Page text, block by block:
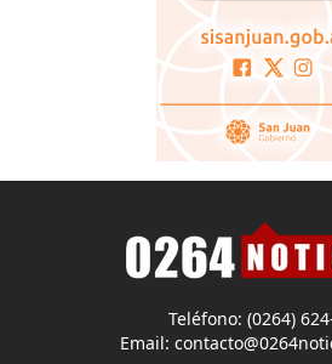
Teléfono: (0264)
Email: